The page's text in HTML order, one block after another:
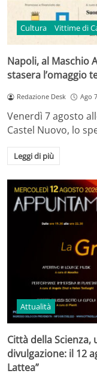
Cultura Vittime di
Napoli, al Maschio
stasera l’omaggio
Redazione Desk Ago
Venerdì 7 agosto
Castel Nuovo, lo
Leggi di più
Attualità
Città della
divulgazione: il 12
Lattea”